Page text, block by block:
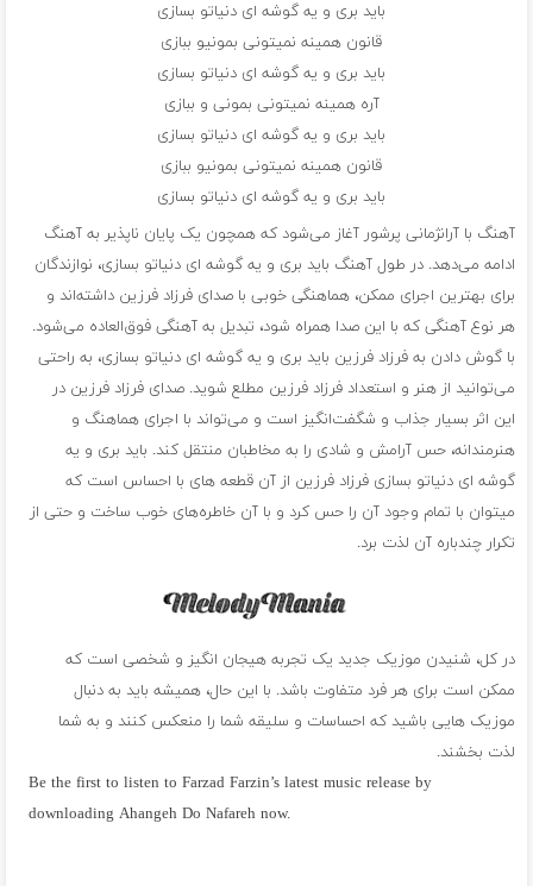
باید بری و یه گوشه ای دنیاتو بسازی
قانون همینه نمیتونی بمونیو ببازی
باید بری و یه گوشه ای دنیاتو بسازی
آره همینه نمیتونی بمونی و ببازی
باید بری و یه گوشه ای دنیاتو بسازی
قانون همینه نمیتونی بمونیو ببازی
باید بری و یه گوشه ای دنیاتو بسازی
آهنگ با آرانژمانی پرشور آغاز می‌شود که همچون یک پایان ناپذیر به آهنگ
ادامه می‌دهد. در طول آهنگ باید بری و یه گوشه ای دنیاتو بسازی، نوازندگان
برای بهترین اجرای ممکن، هماهنگی خوبی با صدای فرزاد فرزین داشته‌اند و
هر نوع آهنگی که با این صدا همراه شود، تبدیل به آهنگی فوق‌العاده می‌شود.
با گوش دادن به فرزاد فرزین باید بری و یه گوشه ای دنیاتو بسازی، به راحتی
می‌توانید از هنر و استعداد فرزاد فرزین مطلع شوید. صدای فرزاد فرزین در
این اثر بسیار جذاب و شگفت‌انگیز است و می‌تواند با اجرای هماهنگ و
هنرمندانه، حس آرامش و شادی را به مخاطبان منتقل کند. باید بری و یه
گوشه ای دنیاتو بسازی فرزاد فرزین از آن قطعه ‌های با احساس است که
میتوان با تمام وجود آن را حس کرد و با آن خاطره‌های خوب ساخت و حتی از
تکرار چندباره آن لذت برد.
در کل، شنیدن موزیک جدید یک تجربه هیجان انگیز و شخصی است که
ممکن است برای هر فرد متفاوت باشد. با این حال، همیشه باید به دنبال
موزیک هایی باشید که احساسات و سلیقه شما را منعکس کنند و به شما
لذت بخشند.
Be the first to listen to Farzad Farzin’s latest music release by
downloading Ahangeh Do Nafareh now.